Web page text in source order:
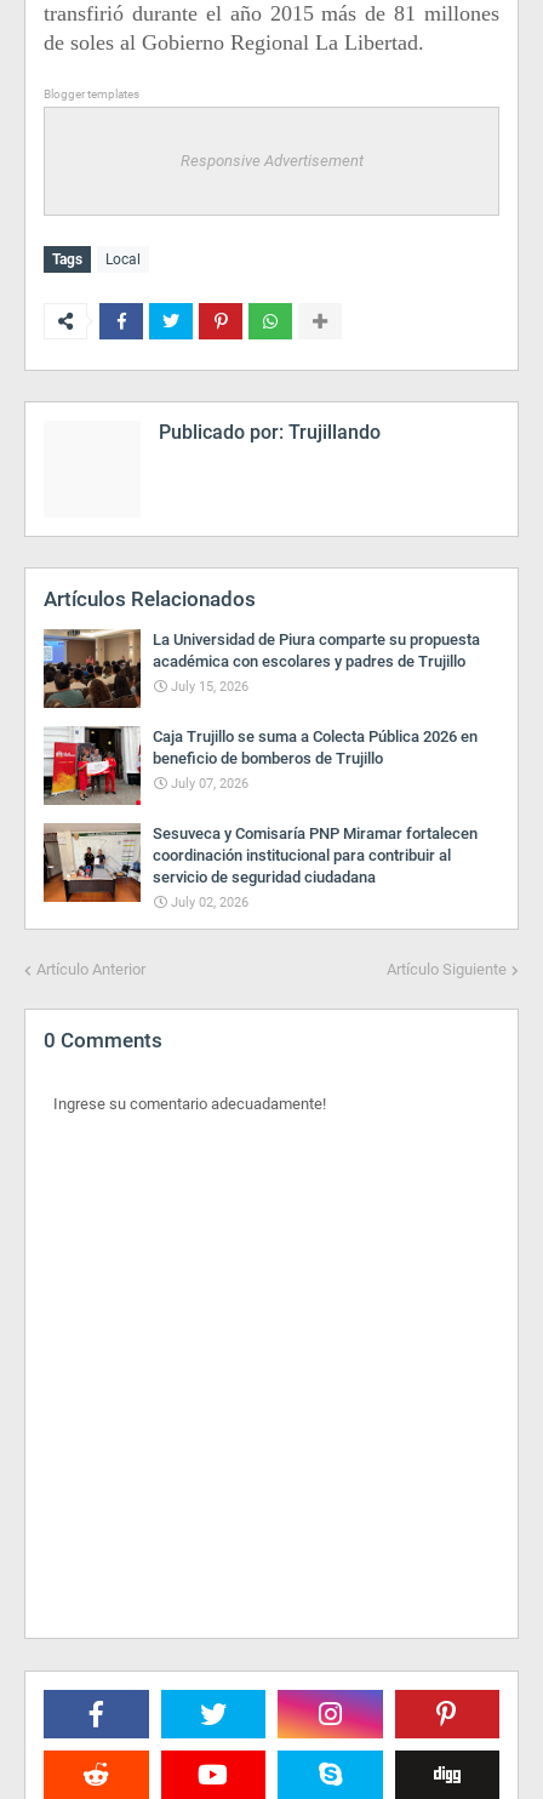
transfirió durante el año 2015 más de 81 millones
de soles al Gobierno Regional La Libertad.
Blogger templates
Responsive Advertisement
Tags Local
Publicado por: Trujillando
Artículos Relacionados
La Universidad de Piura comparte su propuesta
académica con escolares y padres de Trujillo
July 15, 2026
Caja Trujillo se suma a Colecta Pública 2026 en
beneficio de bomberos de Trujillo
July 07, 2026
Sesuveca y Comisaría PNP Miramar fortalecen
coordinación institucional para contribuir al
servicio de seguridad ciudadana
July 02, 2026
Artículo Anterior Artículo Siguiente
0 Comments
Ingrese su comentario adecuadamente!